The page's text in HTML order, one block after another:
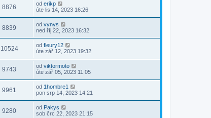
8876 od erikp
úte lis 14, 2023 16:26
8839 od vynys
ned říj 22, 2023 16:32
10524 od fleury12
úte zář 12, 2023 19:32
9743 od viktormoto
úte zář 05, 2023 11:05
9961 od 1hombre1
pon srp 14, 2023 14:21
9280 od Pakys
sob črc 22, 2023 21:15